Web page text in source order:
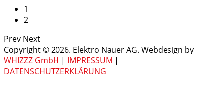
1
2
Prev Next
Copyright © 2026. Elektro Nauer AG. Webdesign by
WHIZZZ GmbH | IMPRESSUM |
DATENSCHUTZERKLÄRUNG